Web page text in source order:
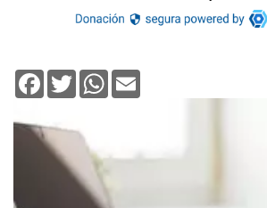
Facebook
TwitterWhatsApp